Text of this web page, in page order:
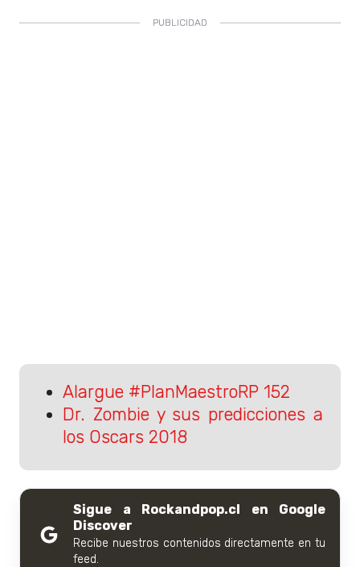
Alargue #PlanMaestroRP 152
Dr. Zombie y sus predicciones a
los Oscars 2018
Sigue a Rockandpop.cl en Google
Discover
Recibe nuestros contenidos directamente en tu
feed.